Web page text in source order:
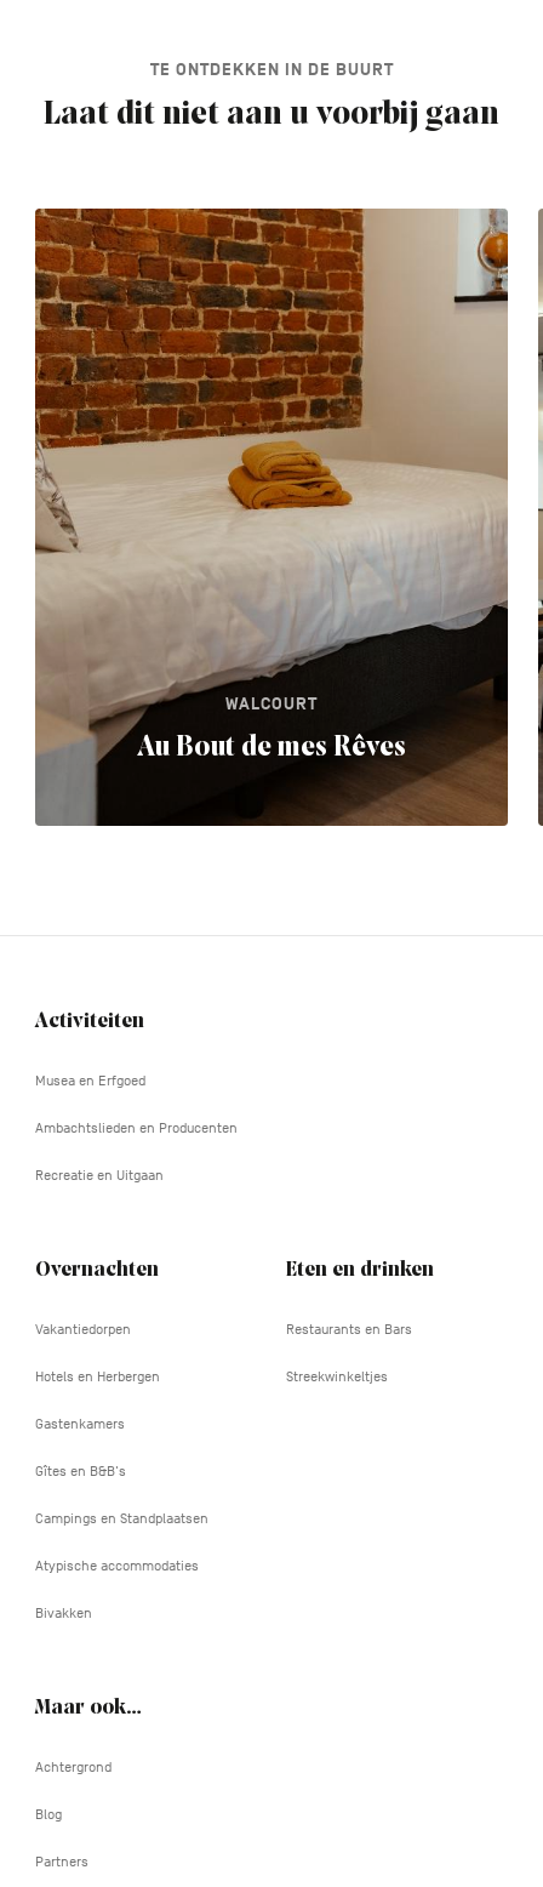
TE ONTDEKKEN IN DE BUURT
Laat dit niet aan u voorbij gaan
WALCOURT
Au Bout de mes Rêves
Navigation
Activiteiten
Musea en Erfgoed
Ambachtslieden en Producenten
Recreatie en Uitgaan
Overnachten
Vakantiedorpen
Hotels en Herbergen
Gastenkamers
Gîtes en B&B's
Campings en Standplaatsen
Atypische accommodaties
Bivakken
Eten en drinken
Restaurants en Bars
Streekwinkeltjes
Maar ook…
Achtergrond
Blog
Partners